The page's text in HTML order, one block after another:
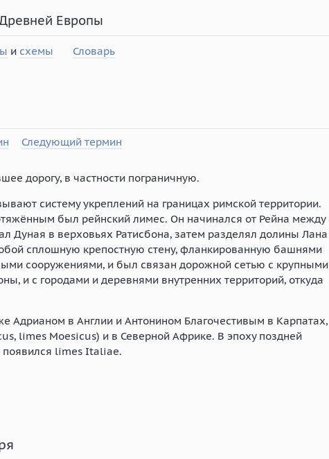
Европы
и схемы Словарь
Следующий термин
дорогу, в частности пограничную.
систему укреплений на границах римской территории.
был рейнский лимес. Он начинался от Рейна между
Дуная в верховьях Ратисбона, затем разделял долины Лана
сплошную крепостную стену, фланкированную башнями
сооружениями, и был связан дорожной сетью с крупными
и с городами и деревнями внутренних территорий, откуда
Адрианом в Англии и Антонином Благочестивым в Карпатах,
limes Моеsicus) и в Северной Африке. В эпоху поздней
limes Italiae.